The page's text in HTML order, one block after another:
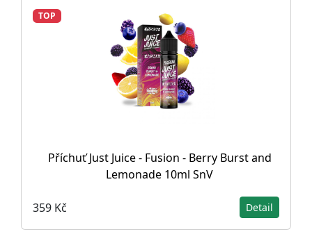
TOP
Příchuť Just Juice - Fusion - Berry Burst and
Lemonade 10ml SnV
359 Kč Detail